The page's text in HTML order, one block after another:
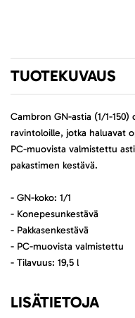
TUOTEKUVAUS
Cambron GN-astia (1/1-
ravintoloille, jotka haluavat
PC-muovista valmistettu
pakastimen kestävä.
- GN-koko: 1/1
- Konepesunkestävä
- Pakkasenkestävä
- PC-muovista valmistettu
- Tilavuus: 19,5 l
LISÄTIETOJA